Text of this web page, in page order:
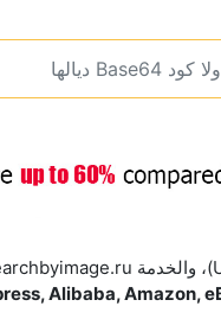
Alibaba, Amazon,